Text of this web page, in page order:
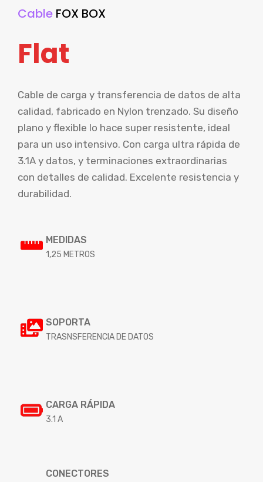
Cable FOX BOX
Flat
Cable de carga y transferencia de datos de alta
calidad, fabricado en Nylon trenzado. Su diseño
plano y flexible lo hace super resistente, ideal
para un uso intensivo. Con carga ultra rápida de
3.1A y datos, y terminaciones extraordinarias
con detalles de calidad. Excelente resistencia y
durabilidad.
MEDIDAS
1,25 METROS
SOPORTA
TRASNSFERENCIA DE DATOS
CARGA RÁPIDA
3.1 A
CONECTORES